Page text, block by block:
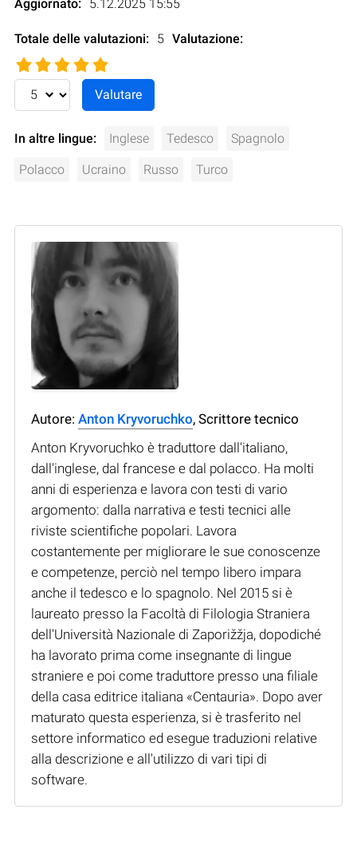
Aggiornato: 5.12.2025 15:55
Totale delle valutazioni: 5 Valutazione:
In altre lingue: Inglese Tedesco Spagnolo
Polacco Ucraino Russo Turco
Autore: Anton Kryvoruchko, Scrittore tecnico
Anton Kryvoruchko è traduttore dall'italiano,
dall'inglese, dal francese e dal polacco. Ha molti
anni di esperienza e lavora con testi di vario
argomento: dalla narrativa e testi tecnici alle
riviste scientifiche popolari. Lavora
costantemente per migliorare le sue conoscenze
e competenze, perciò nel tempo libero impara
anche il tedesco e lo spagnolo. Nel 2015 si è
laureato presso la Facoltà di Filologia Straniera
dell'Università Nazionale di Zaporižžja, dopodiché
ha lavorato prima come insegnante di lingue
straniere e poi come traduttore presso una filiale
della casa editrice italiana «Centauria». Dopo aver
maturato questa esperienza, si è trasferito nel
settore informatico ed esegue traduzioni relative
alla descrizione e all'utilizzo di vari tipi di
software.